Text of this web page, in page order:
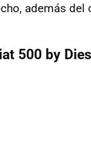
además del
500 by